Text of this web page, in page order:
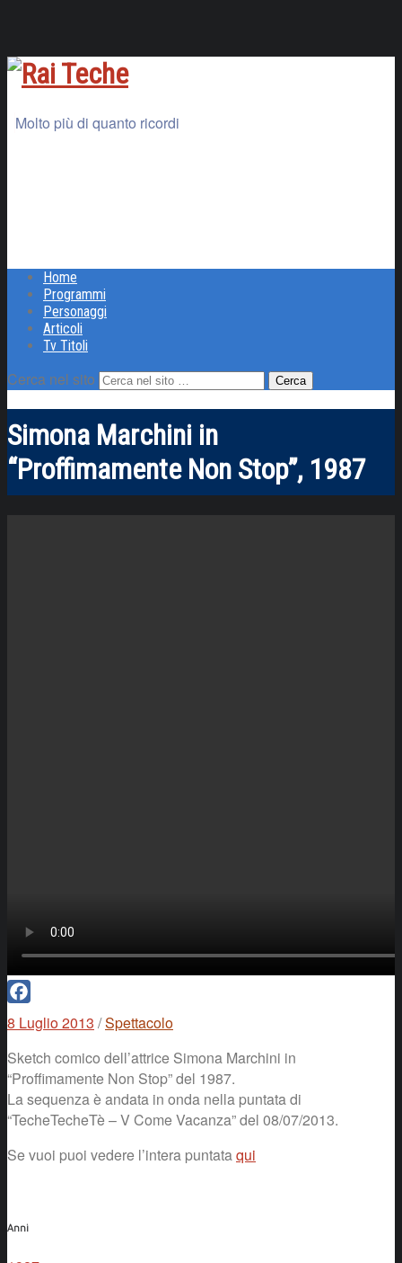
Molto più di quanto ricordi
Home
Programmi
Personaggi
Articoli
Tv Titoli
Cerca nel sito
Simona Marchini in
“Proffimamente Non Stop”, 1987
Facebook
8 Luglio 2013 /Spettacolo
Sketch comico dell’attrice Simona Marchini in
“Proffimamente Non Stop” del 1987.
La sequenza è andata in onda nella puntata di
“TecheTecheTè – V Come Vacanza” del 08/07/2013.
Se vuoi puoi vedere l’intera puntataqui
Anni